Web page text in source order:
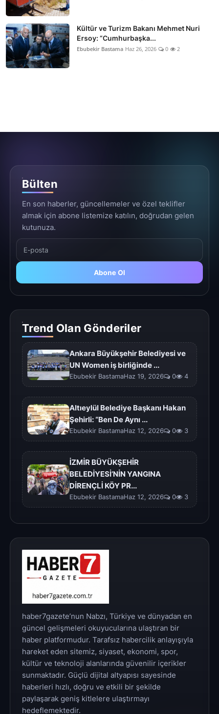
Kültür ve Turizm Bakanı Mehmet Nuri
Ersoy: “Cumhurbaşka...
Ebubekir Bastama Haz 26, 2026 0 2
Bülten
En son haberler, güncellemeler ve özel teklifler
almak için abone listemize katılın, doğrudan gelen
kutunuza.
Abone Ol
Trend Olan Gönderiler
Ankara Büyükşehir Belediyesi ve
UN Women iş birliğinde ...
Ebubekir BastamaHaz 19, 2026 0 4
Altıeylül Belediye Başkanı Hakan
Şehirli: “Ben De Aynı ...
Ebubekir BastamaHaz 12, 2026 0 3
İZMİR BÜYÜKŞEHİR
BELEDİYESİ’NİN YANGINA
DİRENÇLİ KÖY PR...
Ebubekir BastamaHaz 12, 2026 0 3
haber7gazete’nun Nabzı, Türkiye ve dünyadan en
güncel gelişmeleri okuyucularına ulaştıran bir
haber platformudur. Tarafsız habercilik anlayışıyla
hareket eden sitemiz, siyaset, ekonomi, spor,
kültür ve teknoloji alanlarında güvenilir içerikler
sunmaktadır. Güçlü dijital altyapısı sayesinde
haberleri hızlı, doğru ve etkili bir şekilde
paylaşarak geniş kitlelere ulaştırmayı
hedeflemektedir.